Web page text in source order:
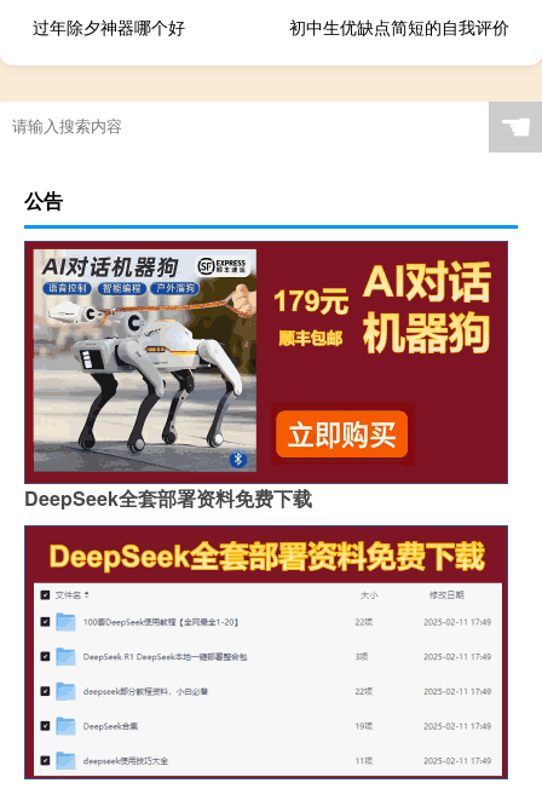
过年除夕神器哪个好
初中生优缺点简短的自我评价
☚
公告
DeepSeek全套部署资料免费下载